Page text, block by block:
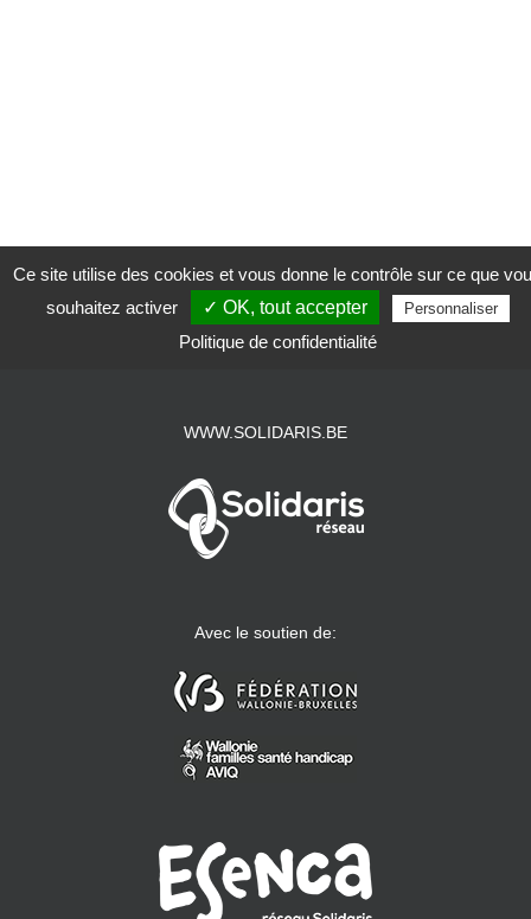
WWW.SOLIDARIS.BE
Avec le soutien de:
Ce site utilise des cookies et vous donne le contrôle sur ce que
souhaitez activer
✓ OK, tout accepter Personnaliser
Politique de confidentialité